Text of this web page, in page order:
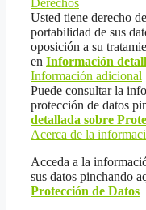
Derechos
Usted tiene derecho
portabilidad de sus
oposición a su
en Información
Información adicional
Puede consultar la
protección de datos
detallada sobre
Acerca de la
Acceda a la
sus datos pinchando
Protección de Datos